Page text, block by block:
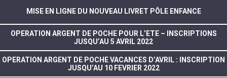
MISE EN LIGNE DU NOUVEAU LIVRET PÔLE ENFANCE
OPERATION ARGENT DE POCHE POUR L’ETE – INSCRIPTIONS
JUSQU’AU 5 AVRIL 2022
OPERATION ARGENT DE POCHE VACANCES D’AVRIL : INSCRIPTION
JUSQU’AU 10 FEVRIER 2022